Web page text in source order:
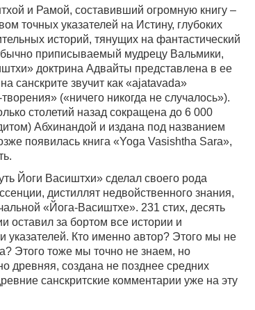
и Рамой, составивший огромную книгу –
точных указателей на Истину, глубоких
историй, тянущих на фантастический
приписываемый мудрецу Вальмики,
доктрина Адвайты представлена в ее
санскрите звучит как «ajatavada»
(«ничего никогда не случалось»).
столетий назад сокращена до 6 000
Абхинандой и издана под названием
появилась книга «Yoga Vasishtha Sara»,
Йоги Васиштхи» сделал своего рода
дистиллят недвойственного знания,
«Йога-Васиштхе». 231 стих, десять
оставил за бортом все истории и
указателей. Кто именно автор? Этого мы не
Этого тоже мы точно не знаем, но
древняя, создана не позднее средних
санскритские комментарии уже на эту